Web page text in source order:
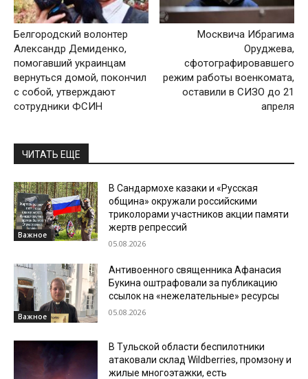
Белгородский волонтер
Александр Демиденко,
помогавший украинцам
вернуться домой, покончил
с собой, утверждают
сотрудники ФСИН
Москвича Ибрагима
Оруджева,
сфотографировавшего
режим работы военкомата,
оставили в СИЗО до 21
апреля
ЧИТАТЬ ЕЩЕ
Важное
В Сандармохе казаки и «Русская
община» окружали российскими
триколорами участников акции памяти
жертв репрессий
05.08.2026
Важное
Антивоенного священника Афанасия
Букина оштрафовали за публикацию
ссылок на «нежелательные» ресурсы
05.08.2026
В Тульской области беспилотники
атаковали склад Wildberries, промзону и
жилые многоэтажки, есть